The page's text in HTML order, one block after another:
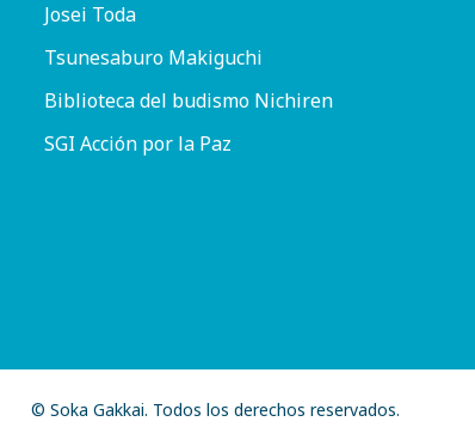
Josei Toda
Tsunesaburo Makiguchi
Biblioteca del budismo Nichiren
SGI Acción por la Paz
© Soka Gakkai. Todos los derechos reservados.